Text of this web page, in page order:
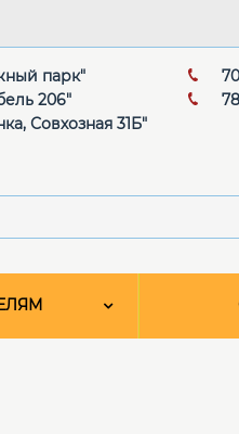
парк"
206"
Совхозная 31Б"